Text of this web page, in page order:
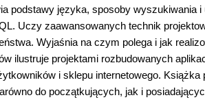
podstawy języka, sposoby wyszukiwania
Uczy zaawansowanych technik
Wyjaśnia na czym polega i jak
ilustruje projektami rozbudowanych
i sklepu internetowego.
do początkujących, jak i